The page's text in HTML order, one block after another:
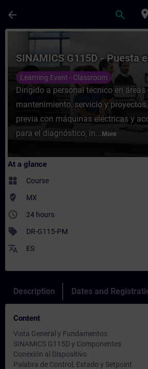
arrow_back search place
Course - SINAMICS
SINAMICS G115D - Puesta
Learning Event - Classroom
Dirigido a personal técnico en áreas
mantenimiento, servicio y
previa con máquinas eléctricas y
para el diagnóstico, in... More
At a glance
widgets Course
where_to_vote MX
access_time 24 hours
sell DR-G115-PM
translate ES
Description Dates and
Content
Vista General y Fundamentos
SINAMICS G115D y Componentes
Conexión al Dispositivo
Palabra de Control, Estado y Setpoint